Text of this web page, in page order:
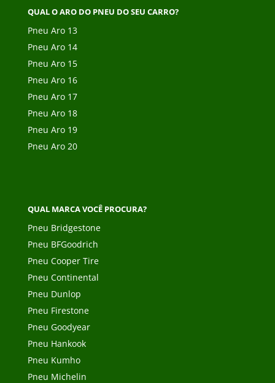
QUAL O ARO DO PNEU DO SEU CARRO?
Pneu Aro 13
Pneu Aro 14
Pneu Aro 15
Pneu Aro 16
Pneu Aro 17
Pneu Aro 18
Pneu Aro 19
Pneu Aro 20
QUAL MARCA VOCÊ PROCURA?
Pneu Bridgestone
Pneu BFGoodrich
Pneu Cooper Tire
Pneu Continental
Pneu Dunlop
Pneu Firestone
Pneu Goodyear
Pneu Hankook
Pneu Kumho
Pneu Michelin